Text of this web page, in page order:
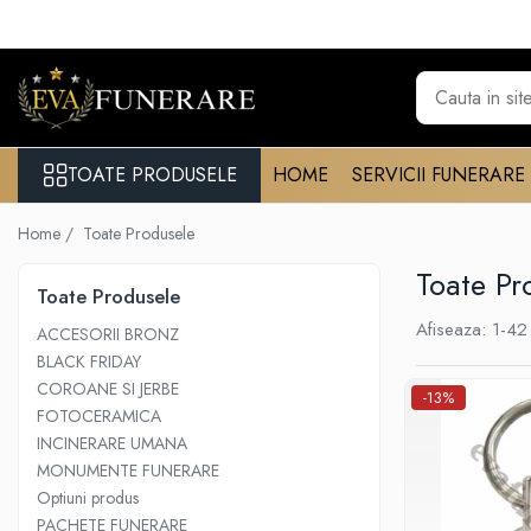
Toate Produsele
Monumente funerare
Cumperi acum platesti mai tarziu
Monumente marmura
Monumente granit
Capace granit
Vaze funerare
Cruce metalica
Cruci marmura
Cruci din granit
Felinare funerare
TOATE PRODUSELE HOME SERVICII FUNERARE
Home / Toate Produsele
Toate
Toate Produsele
ACCESORII BRONZ
BLACK FRIDAY
COROANE SI JERBE
FOTOCERAMICA
INCINERARE UMANA
MONUMENTE FUNERARE
Optiuni produs
PACHETE FUNERARE
Afiseaza: 1-42
-13%